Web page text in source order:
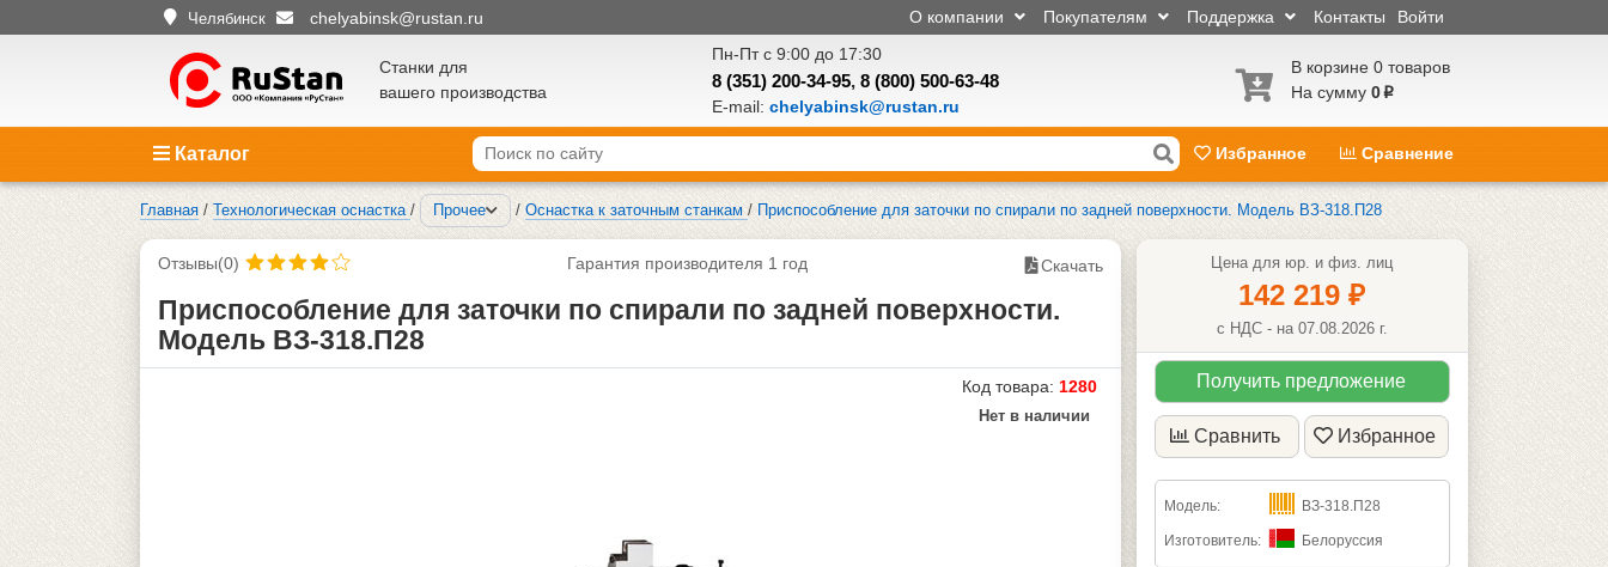
Челябинск chelyabinsk@rustan.ru Войти
Контакты
Поддержка
Покупателям
О компании
Станки для
вашего производства
Пн-Пт с 9:00 до 17:30
8 (351) 200-34-95, 8 (800) 500-63-48
E-mail: chelyabinsk@rustan.ru
В корзине 0 товаров
На сумму 0 p
Каталог Избранное Сравнение
Главная / Технологическая оснастка / Прочее / Оснастка к заточным станкам / Приспособление для заточки по спирали по задней поверхности. Модель ВЗ-318.П28
Отзывы(0) Гарантия производителя 1 год Скачать
Приспособление для заточки по спирали по задней поверхности.
Модель ВЗ-318.П28
Код товара: 1280
Нет в наличии
Цена для юр. и физ. лиц
142 219₽
с НДС - на 07.08.2026 г.
Получить предложение
Сравнить Избранное
Модель: ВЗ-318.П28
Изготовитель: Белоруссия